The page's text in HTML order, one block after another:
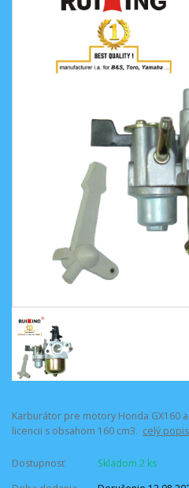
Karburátor pre motory Honda GX160
licencii s obsahom 160 cm3. celý popis
Dostupnosť
Skladom 2 ks